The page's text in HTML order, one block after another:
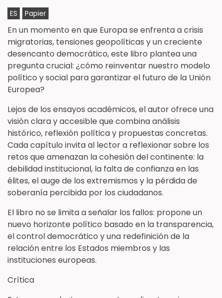
ES Papier
En un momento en que Europa se enfrenta a crisis
migratorias, tensiones geopolíticas y un creciente
desencanto democrático, este libro plantea una
pregunta crucial: ¿cómo reinventar nuestro modelo
político y social para garantizar el futuro de la Unión
Europea?
Lejos de los ensayos académicos, el autor ofrece una
visión clara y accesible que combina análisis
histórico, reflexión política y propuestas concretas.
Cada capítulo invita al lector a reflexionar sobre los
retos que amenazan la cohesión del continente: la
debilidad institucional, la falta de confianza en las
élites, el auge de los extremismos y la pérdida de
soberanía percibida por los ciudadanos.
El libro no se limita a señalar los fallos: propone un
nuevo horizonte político basado en la transparencia,
el control democrático y una redefinición de la
relación entre los Estados miembros y las
instituciones europeas.
Crítica